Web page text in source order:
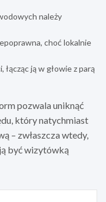
należy
choć lokalnie
ją w głowie z parą
pozwala uniknąć
który natychmiast
– zwłaszcza wtedy,
być wizytówką